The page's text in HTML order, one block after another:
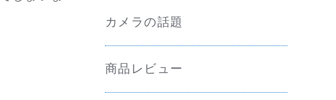
カメラの話題
商品レビュー